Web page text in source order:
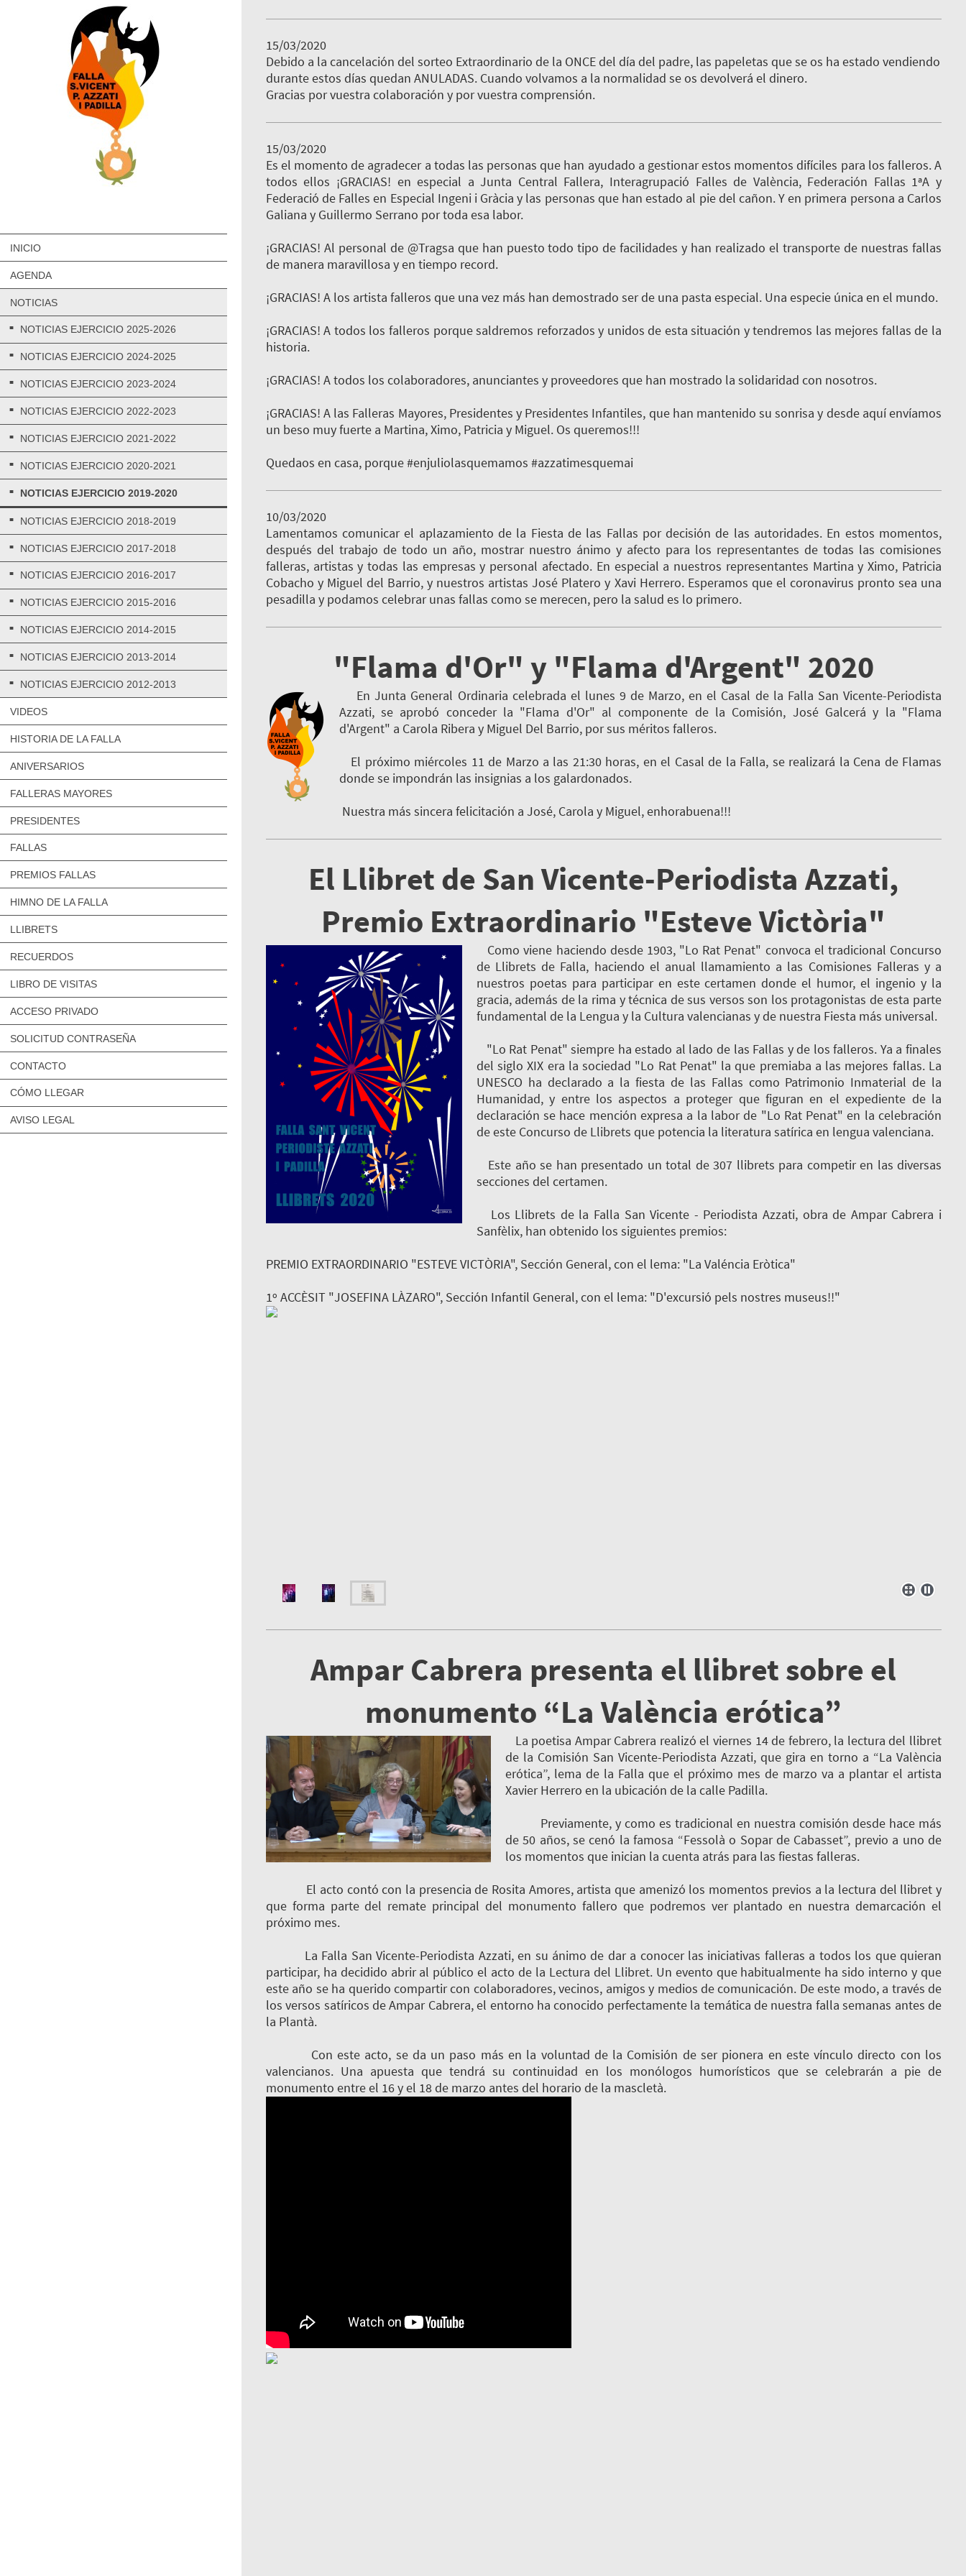
INICIO
AGENDA
NOTICIAS
NOTICIAS EJERCICIO 2025-2026
NOTICIAS EJERCICIO 2024-2025
NOTICIAS EJERCICIO 2023-2024
NOTICIAS EJERCICIO 2022-2023
NOTICIAS EJERCICIO 2021-2022
NOTICIAS EJERCICIO 2020-2021
NOTICIAS EJERCICIO 2019-2020
NOTICIAS EJERCICIO 2018-2019
NOTICIAS EJERCICIO 2017-2018
NOTICIAS EJERCICIO 2016-2017
NOTICIAS EJERCICIO 2015-2016
NOTICIAS EJERCICIO 2014-2015
NOTICIAS EJERCICIO 2013-2014
NOTICIAS EJERCICIO 2012-2013
VIDEOS
HISTORIA DE LA FALLA
ANIVERSARIOS
FALLERAS MAYORES
PRESIDENTES
FALLAS
PREMIOS FALLAS
HIMNO DE LA FALLA
LLIBRETS
RECUERDOS
LIBRO DE VISITAS
ACCESO PRIVADO
SOLICITUD CONTRASEÑA
CONTACTO
CÓMO LLEGAR
AVISO LEGAL
15/03/2020
Debido a la cancelación del sorteo Extraordinario de la ONCE del día del padre, las papeletas que se os ha estado vendiendo
durante estos días quedan ANULADAS. Cuando volvamos a la normalidad se os devolverá el dinero.
Gracias por vuestra colaboración y por vuestra comprensión.
15/03/2020
Es el momento de agradecer a todas las personas que han ayudado a gestionar estos momentos difíciles para los falleros. A
todos ellos ¡GRACIAS! en especial a Junta Central Fallera, Interagrupació Falles de València, Federación Fallas 1ªA y
Federació de Falles en Especial Ingeni i Gràcia y las personas que han estado al pie del cañon. Y en primera persona a Carlos
Galiana y Guillermo Serrano por toda esa labor.
¡GRACIAS! Al personal de @Tragsa que han puesto todo tipo de facilidades y han realizado el transporte de nuestras fallas
de manera maravillosa y en tiempo record.
¡GRACIAS! A los artista falleros que una vez más han demostrado ser de una pasta especial. Una especie única en el mundo.
¡GRACIAS! A todos los falleros porque saldremos reforzados y unidos de esta situación y tendremos las mejores fallas de la
historia.
¡GRACIAS! A todos los colaboradores, anunciantes y proveedores que han mostrado la solidaridad con nosotros.
¡GRACIAS! A las Falleras Mayores, Presidentes y Presidentes Infantiles, que han mantenido su sonrisa y desde aquí envíamos
un beso muy fuerte a Martina, Ximo, Patricia y Miguel. Os queremos!!!
Quedaos en casa, porque #enjuliolasquemamos #azzatimesquemai
10/03/2020
Lamentamos comunicar el aplazamiento de la Fiesta de las Fallas por decisión de las autoridades. En estos momentos,
después del trabajo de todo un año, mostrar nuestro ánimo y afecto para los representantes de todas las comisiones
falleras, artistas y todas las empresas y personal afectado. En especial a nuestros representantes Martina y Ximo, Patricia
Cobacho y Miguel del Barrio, y nuestros artistas José Platero y Xavi Herrero. Esperamos que el coronavirus pronto sea una
pesadilla y podamos celebrar unas fallas como se merecen, pero la salud es lo primero.
"Flama d'Or" y "Flama d'Argent" 2020
En Junta General Ordinaria celebrada el lunes 9 de Marzo, en el Casal de la Falla San Vicente-Periodista
Azzati, se aprobó conceder la "Flama d'Or" al componente de la Comisión, José Galcerá y la "Flama
d'Argent" a Carola Ribera y Miguel Del Barrio, por sus méritos falleros.
El próximo miércoles 11 de Marzo a las 21:30 horas, en el Casal de la Falla, se realizará la Cena de Flamas
donde se impondrán las insignias a los galardonados.
Nuestra más sincera felicitación a José, Carola y Miguel, enhorabuena!!!
El Llibret de San Vicente-Periodista Azzati,
Premio Extraordinario "Esteve Victòria"
Como viene haciendo desde 1903, "Lo Rat Penat" convoca el tradicional Concurso
de Llibrets de Falla, haciendo el anual llamamiento a las Comisiones Falleras y a
nuestros poetas para participar en este certamen donde el humor, el ingenio y la
gracia, además de la rima y técnica de sus versos son los protagonistas de esta parte
fundamental de la Lengua y la Cultura valencianas y de nuestra Fiesta más universal.
"Lo Rat Penat" siempre ha estado al lado de las Fallas y de los falleros. Ya a finales
del siglo XIX era la sociedad "Lo Rat Penat" la que premiaba a las mejores fallas. La
UNESCO ha declarado a la fiesta de las Fallas como Patrimonio Inmaterial de la
Humanidad, y entre los aspectos a proteger que figuran en el expediente de la
declaración se hace mención expresa a la labor de "Lo Rat Penat" en la celebración
de este Concurso de Llibrets que potencia la literatura satírica en lengua valenciana.
Este año se han presentado un total de 307 llibrets para competir en las diversas
secciones del certamen.
Los Llibrets de la Falla San Vicente - Periodista Azzati, obra de Ampar Cabrera i
Sanfèlix, han obtenido los siguientes premios:
PREMIO EXTRAORDINARIO "ESTEVE VICTÒRIA", Sección General, con el lema: "La Valéncia Eròtica"
1º ACCÈSIT "JOSEFINA LÀZARO", Sección Infantil General, con el lema: "D'excursió pels nostres museus!!"
Ampar Cabrera presenta el llibret sobre el
monumento “La València erótica”
La poetisa Ampar Cabrera realizó el viernes 14 de febrero, la lectura del llibret
de la Comisión San Vicente-Periodista Azzati, que gira en torno a “La València
erótica”, lema de la Falla que el próximo mes de marzo va a plantar el artista
Xavier Herrero en la ubicación de la calle Padilla.
Previamente, y como es tradicional en nuestra comisión desde hace más
de 50 años, se cenó la famosa “Fessolà o Sopar de Cabasset”, previo a uno de
los momentos que inician la cuenta atrás para las fiestas falleras.
El acto contó con la presencia de Rosita Amores, artista que amenizó los momentos previos a la lectura del llibret y
que forma parte del remate principal del monumento fallero que podremos ver plantado en nuestra demarcación el
próximo mes.
La Falla San Vicente-Periodista Azzati, en su ánimo de dar a conocer las iniciativas falleras a todos los que quieran
participar, ha decidido abrir al público el acto de la Lectura del Llibret. Un evento que habitualmente ha sido interno y que
este año se ha querido compartir con colaboradores, vecinos, amigos y medios de comunicación. De este modo, a través de
los versos satíricos de Ampar Cabrera, el entorno ha conocido perfectamente la temática de nuestra falla semanas antes de
la Plantà.
Con este acto, se da un paso más en la voluntad de la Comisión de ser pionera en este vínculo directo con los
valencianos. Una apuesta que tendrá su continuidad en los monólogos humorísticos que se celebrarán a pie de
monumento entre el 16 y el 18 de marzo antes del horario de la mascletà.